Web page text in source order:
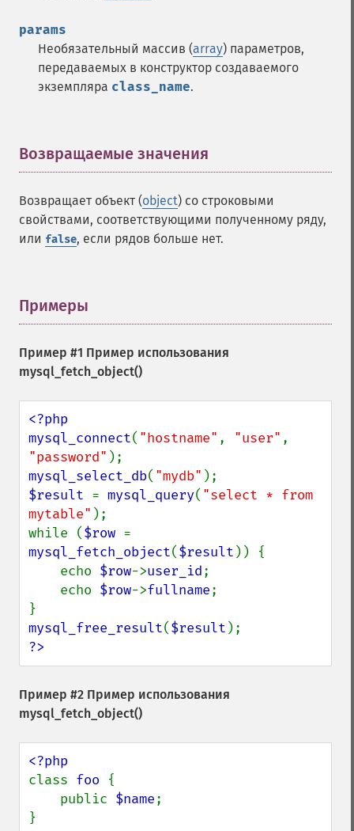
params
Необязательный массив (array) параметров,
передаваемых в конструктор создаваемого
экземпляра class_name.
Возвращаемые значения
Возвращает объект (object) со строковыми
свойствами, соответствующими полученному ряду,
или false, если рядов больше нет.
Примеры
Пример #1 Пример использования
mysql_fetch_object()
<?php
mysql_connect( "hostname" , "user"
"password"
mysql_select_db( "mydb"
$result = mysql_query( "select * from
mytable" );
while ($row
mysql_fetch_object($result )) {
    echo
$row->user_id;
    echo
$row->fullname;
mysql_free_result($result
?>
Пример #2 Пример использования
mysql_fetch_object()
class foo {
    public
$name;
}